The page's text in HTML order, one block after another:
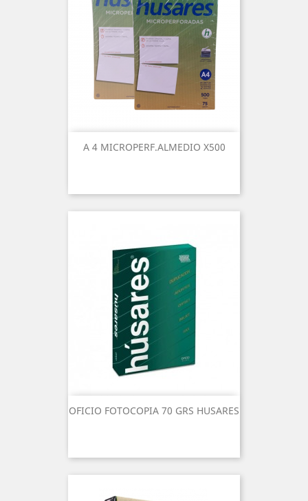
A 4 MICROPERF.ALMEDIO X500
OFICIO FOTOCOPIA 70 GRS HUSARES